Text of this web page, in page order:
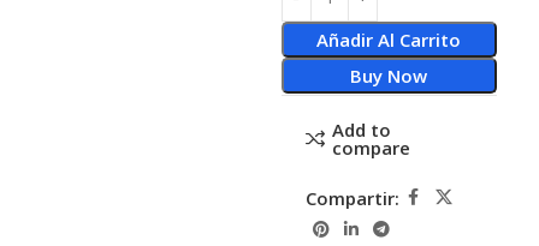
Añadir Al Carrito
Buy Now
Add to
compare
Compartir: